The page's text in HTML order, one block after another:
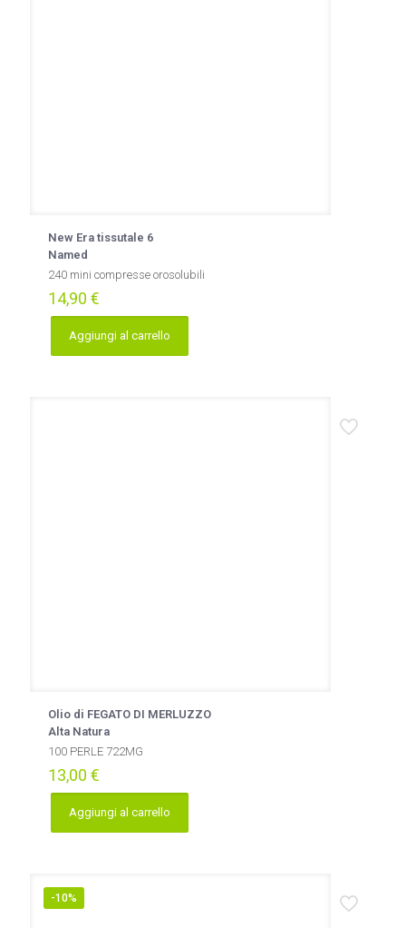
New Era tissutale 6
Named
240 mini compresse orosolubili
14,90 €
Aggiungi al carrello
Olio di FEGATO DI MERLUZZO
Alta Natura
100 PERLE 722MG
13,00 €
Aggiungi al carrello
-10%